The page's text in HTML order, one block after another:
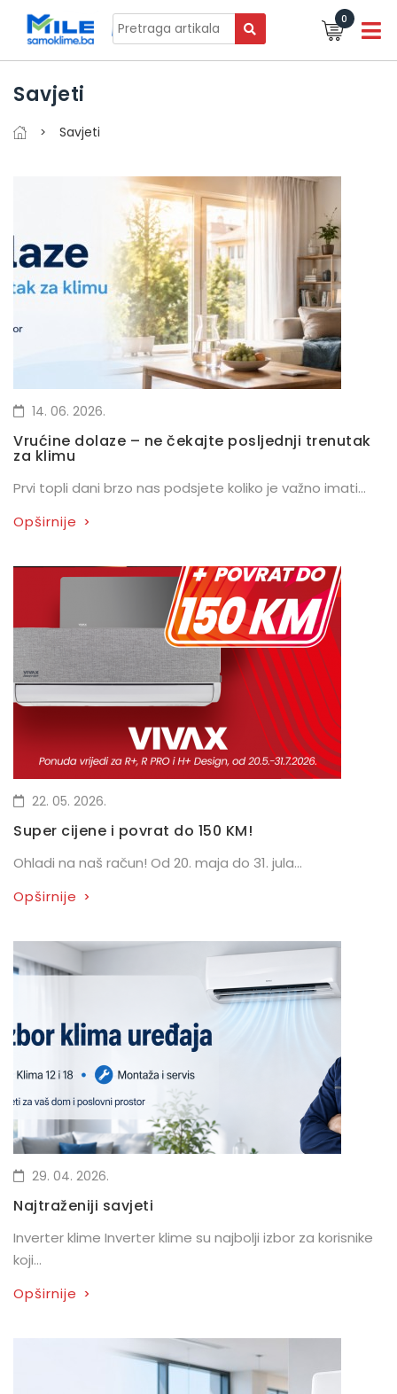
0
Savjeti
Savjeti
14. 06. 2026.
Vrućine dolaze – ne čekajte posljednji trenutak
za klimu
Prvi topli dani brzo nas podsjete koliko je važno imati...
Opširnije >
22. 05. 2026.
Super cijene i povrat do 150 KM!
Ohladi na naš račun! Od 20. maja do 31. jula...
Opširnije >
29. 04. 2026.
Najtraženiji savjeti
Inverter klime Inverter klime su najbolji izbor za korisnike
koji...
Opširnije >